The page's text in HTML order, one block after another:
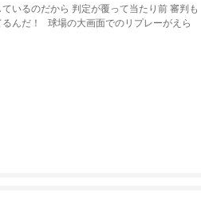
るのだから 判定が覆って当たり前 審判も
んだ！ 球場の大画面でのリプレーがえら